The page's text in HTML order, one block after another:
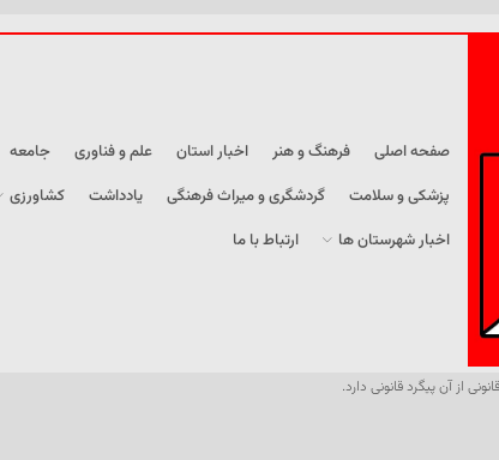
صفحه اصلی فرهنگ و هنر اخبار استان علم و فناوری
جامعه
پزشکی و سلامت
گردشگری و میراث فرهنگی یادداشت
کشاورزی
اخبار شهرستان ها
ارتباط با ما
از آن پیگرد قانونی دارد.